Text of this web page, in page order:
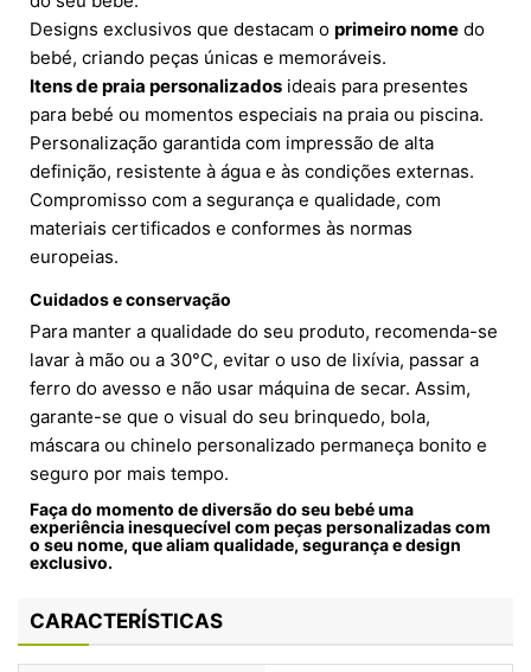
Designs exclusivos que destacam o primeiro nome do
bebé, criando peças únicas e memoráveis.
Itens de praia personalizados ideais para presentes
para bebé ou momentos especiais na praia ou piscina.
Personalização garantida com impressão de alta
definição, resistente à água e às condições externas.
Compromisso com a segurança e qualidade, com
materiais certificados e conformes às normas
europeias.
Cuidados e conservação
Para manter a qualidade do seu produto, recomenda-se
lavar à mão ou a 30°C, evitar o uso de lixívia, passar a
ferro do avesso e não usar máquina de secar. Assim,
garante-se que o visual do seu brinquedo, bola,
máscara ou chinelo personalizado permaneça bonito e
seguro por mais tempo.
Faça do momento de diversão do seu bebé uma
experiência inesquecível com peças personalizadas com
o seu nome, que aliam qualidade,segurançaedesign
exclusivo.
CARACTERÍSTICAS